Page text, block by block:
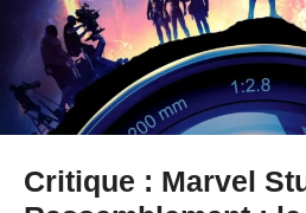
Critique : Marvel